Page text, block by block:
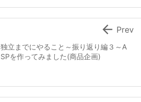
独立までにやること～振り返り編３～A
SPを作ってみました(商品企画)
 Prev